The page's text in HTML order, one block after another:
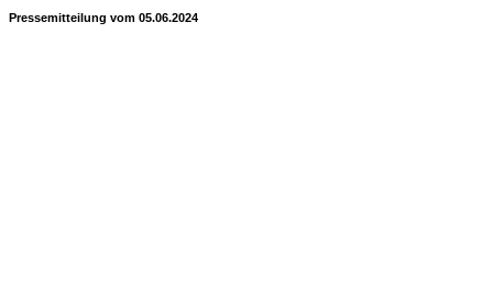
Pressemitteilung vom 05.06.2024